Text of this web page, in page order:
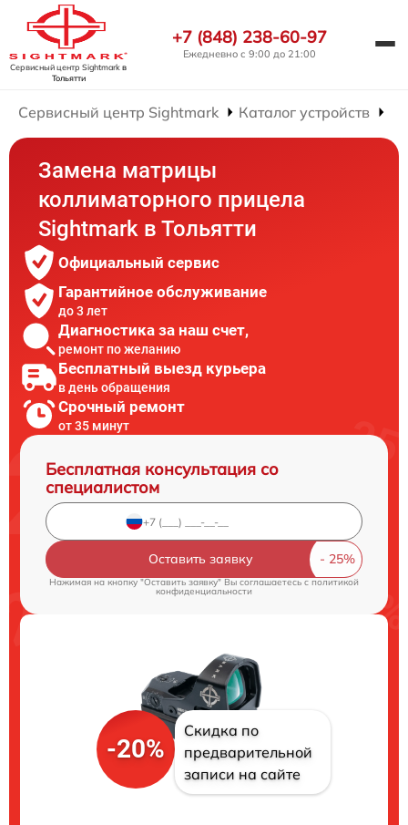
Сервисный центр Sightmarkв
Тольятти
+7 (848) 238-60-97
Ежедневно с 9:00 до 21:00
Сервисный центр Sightmark Каталог устройств
Замена матрицы
коллиматорного прицела
Sightmark в Тольятти
Официальный сервис
Гарантийное обслуживание
до 3 лет
Диагностика за наш счет,
ремонт по желанию
Бесплатный выезд курьера
в день обращения
Срочный ремонт
от 35 минут
Бесплатная консультация со
специалистом
Оставить заявку
Нажимая на кнопку "Оставить заявку" Вы соглашаетесь cполитикой
конфиденциальности
-20%
Скидка по
предварительной
записи на сайте